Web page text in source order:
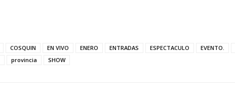
COSQUIN EN VIVO ENERO ENTRADAS ESPECTACULO EVENTO.
provincia SHOW